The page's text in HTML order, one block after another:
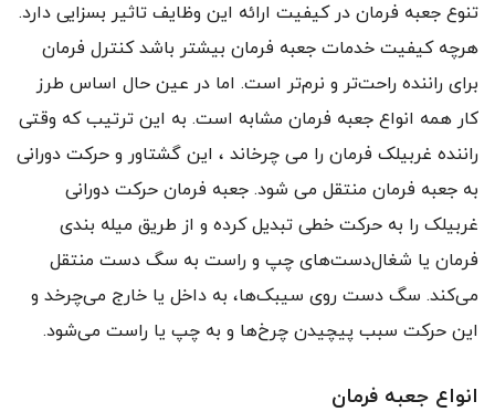
تنوع جعبه فرمان در کیفیت ارائه‌ این وظایف تاثیر بسزایی دارد.
هرچه کیفیت خدمات جعبه فرمان بیشتر باشد کنترل فرمان
برای راننده راحت‌تر و نرم‌تر است. اما در عین حال اساس طرز
کار همه‌ انواع جعبه فرمان مشابه است. به این ترتیب که وقتی
راننده غربیلک فرمان را می چرخاند ، این گشتاور و حرکت دورانی
به جعبه فرمان منتقل می شود. جعبه فرمان حرکت دورانی
غربیلک را به حرکت خطی تبدیل کرده و از طریق میله بندی
فرمان یا شغال‌دست‌های چپ و راست به سگ دست منتقل
می‌کند. سگ دست روی سیبک‌ها، به داخل یا خارج می‌چرخد و
این حرکت سبب پیچیدن چرخ‌ها و به چپ یا راست می‌شود.
انواع جعبه فرمان